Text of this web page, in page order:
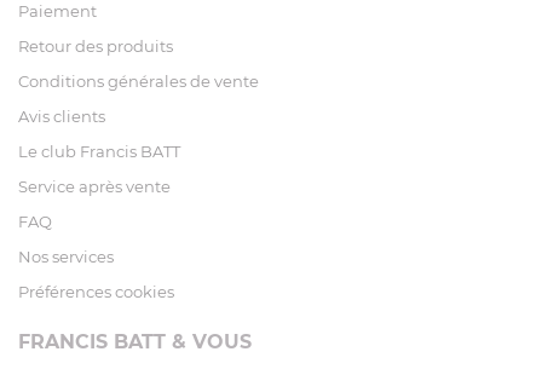
Paiement
Retour des produits
Conditions générales de vente
Avis clients
Le club Francis BATT
Service après vente
FAQ
Nos services
Préférences cookies
FRANCIS BATT & VOUS